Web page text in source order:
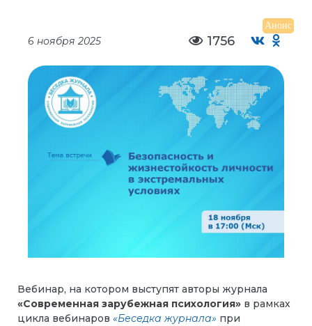
Анонс
6 ноября 2025 1756
Вебинар, на котором выступят авторы журнала
«Современная зарубежная психология» в рамках
цикла вебинаров «Беседка журнала» при